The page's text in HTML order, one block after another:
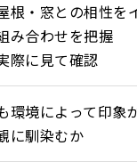
根・窓との相性を
み合わせを把握
際に見て確認
環境によって印象
に馴染むか